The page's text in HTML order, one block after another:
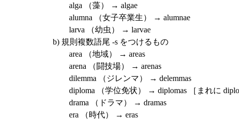
alga （藻） → algae
alumna （女子卒業生） → alumnae
larva （幼虫） → larvae
b) 規則複数語尾 -s をつけるもの
area （地域） → areas
arena （闘技場） → arenas
dilemma （ジレンマ） → delemmas
diploma （学位免状） → diplomas ［まれに
drama （ドラマ） → dramas
era （時代） → eras